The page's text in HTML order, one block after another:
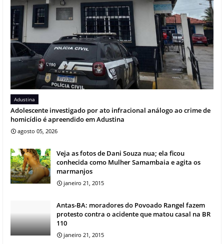
Adustina
Adolescente investigado por ato infracional análogo ao crime de
homicídio é apreendido em Adustina
agosto 05, 2026
Veja as fotos de Dani Souza nua; ela ficou
conhecida como Mulher Samambaia e agita os
marmanjos
janeiro 21, 2015
Antas-BA: moradores do Povoado Rangel fazem
protesto contra o acidente que matou casal na BR
110
janeiro 21, 2015